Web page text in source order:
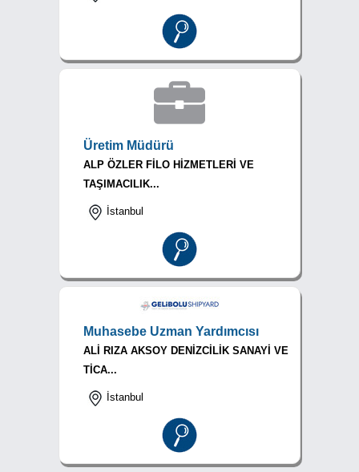
Üretim Müdürü
ALP ÖZLER FİLO HİZMETLERİ VE
TAŞIMACILIK...
İstanbul
Muhasebe Uzman Yardımcısı
ALİ RIZA AKSOY DENİZCİLİK SANAYİ VE
TİCA...
İstanbul